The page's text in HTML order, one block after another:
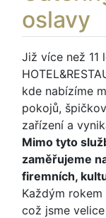
oslavy
Již více než 11
kde nabízíme
pokojů,
zařízení a
Mimo tyto
zaměřujeme
firemních,
Každým
což jsme